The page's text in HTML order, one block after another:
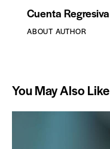
Cuenta Regresiva
ABOUT AUTHOR
You May Also Like